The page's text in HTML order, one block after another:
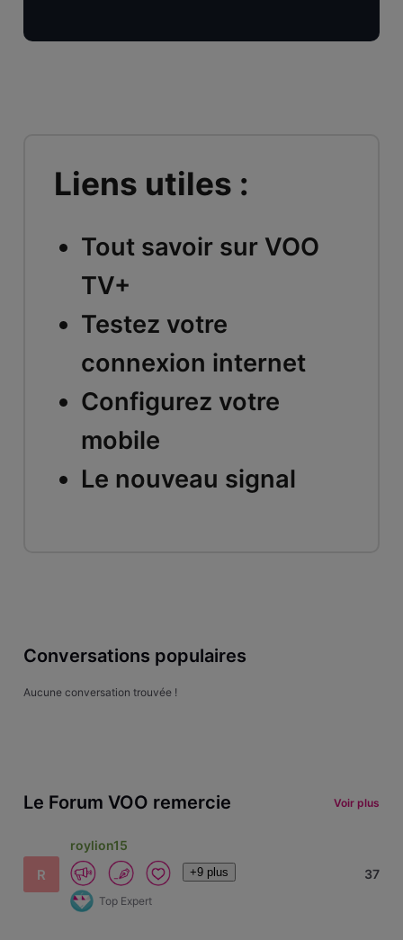
Liens utiles :
Tout savoir sur VOO
TV+
Testez votre
connexion internet
Configurez votre
mobile
Le nouveau signal
Conversations populaires
Aucune conversation trouvée !
Le Forum VOO remercie Voir plus
R
roylion15
+9 plus
Top Expert
37